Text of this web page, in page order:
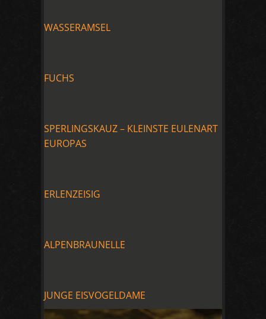
WASSERAMSEL
FUCHS
SPERLINGSKAUZ – KLEINSTE EULENART
EUROPAS
ERLENZEISIG
ALPENBRAUNELLE
JUNGE EISVOGELDAME